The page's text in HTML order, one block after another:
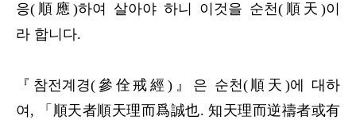
응(順應)하여 살아야 하니 이것을 순천(順天)이
라 합니다.
『참전계경(參佺戒經)』은 순천(順天)에 대하
여, 「順天者順天理而爲誠也. 知天理而逆禱者或有